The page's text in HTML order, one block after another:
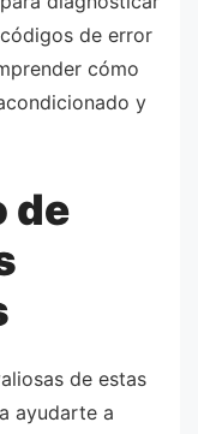
de error
cómo
y
de
de estas
ayudarte a